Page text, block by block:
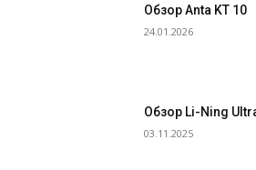
Обзор Anta KT 10
24.01.2026
Обзор Li-Ning
03.11.2025